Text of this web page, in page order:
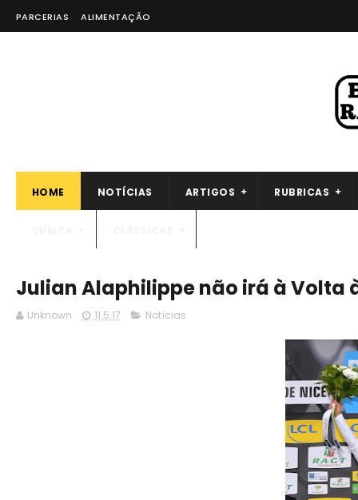
PARCERIAS ALIMENTAÇÃO
HOME NOTÍCIAS ARTIGOS RUBRICAS
Julian Alaphilippe não irá à Volta
Unknown 11.5.17 Notícias